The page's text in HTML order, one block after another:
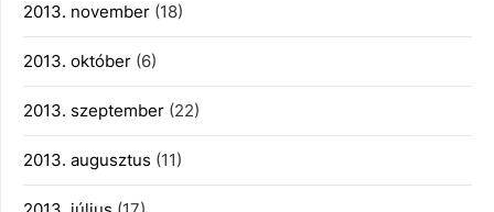
2013. november (18)
2013. október (6)
2013. szeptember (22)
2013. augusztus (11)